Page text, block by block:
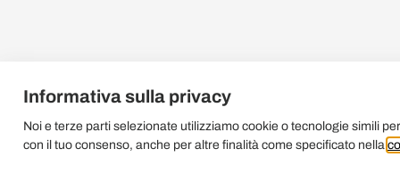
Informativa sulla privacy
Noi e terze parti selezionate utilizziamo cookie o tecnologie simili
con il tuo consenso, anche per altre finalità come specificato nella